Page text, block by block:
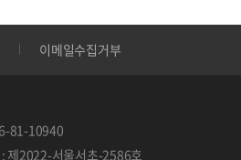
이메일수집거부
81-10940
제2022-서울서초-2586호